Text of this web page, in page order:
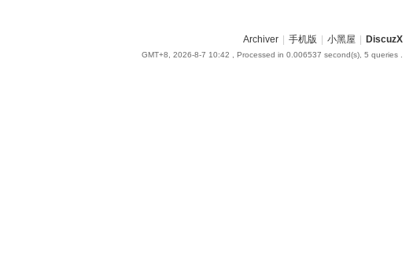
Archiver 手机版 小黑屋 DiscuzX
GMT+8, 2026-8-7 10:42 , Processed in 0.006537 second(s), 5 queries .